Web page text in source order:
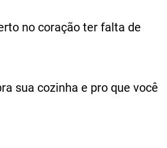
no coração ter falta de
sua cozinha e pro que você